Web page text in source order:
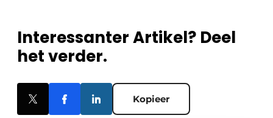
Interessanter Artikel? Deel
het verder.
Kopieer